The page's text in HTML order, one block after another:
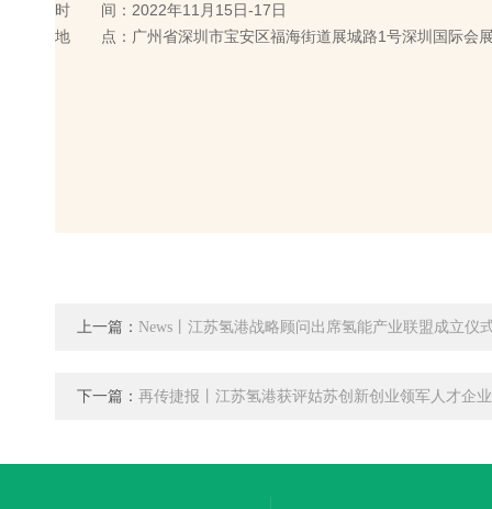
时 间：2022年11月15日-17日
地 点：广州省深圳市宝安区福海街道展城路1号深圳国际会
上一篇： News丨江苏氢港战略顾问出席氢能产业联盟成立仪
下一篇： 再传捷报丨江苏氢港获评姑苏创新创业领军人才企业